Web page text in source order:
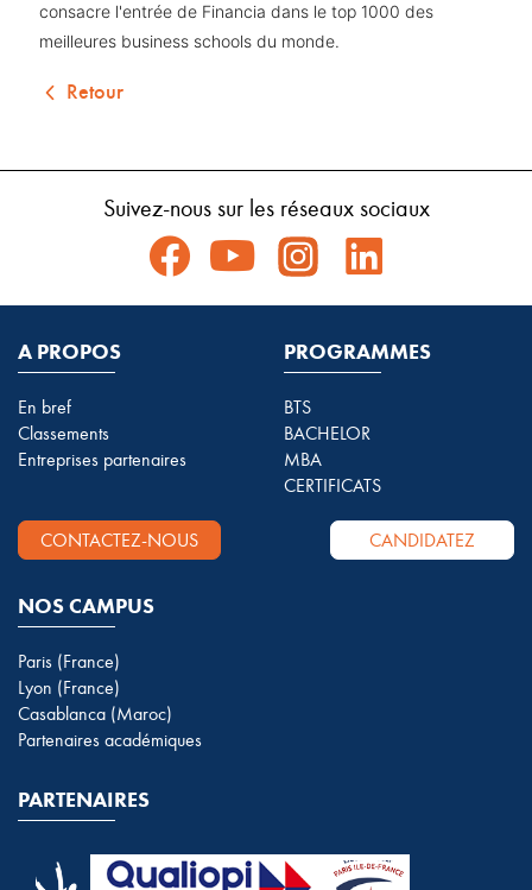
consacre l'entrée de Financia dans le top 1000 des
meilleures business schools du monde.
Retour
Suivez-nous sur les réseaux sociaux
A PROPOS
En bref
Classements
Entreprises partenaires
PROGRAMMES
BTS
BACHELOR
MBA
CERTIFICATS
CONTACTEZ-NOUS CANDIDATEZ
NOS CAMPUS
Paris (France)
Lyon (France)
Casablanca (Maroc)
Partenaires académiques
PARTENAIRES